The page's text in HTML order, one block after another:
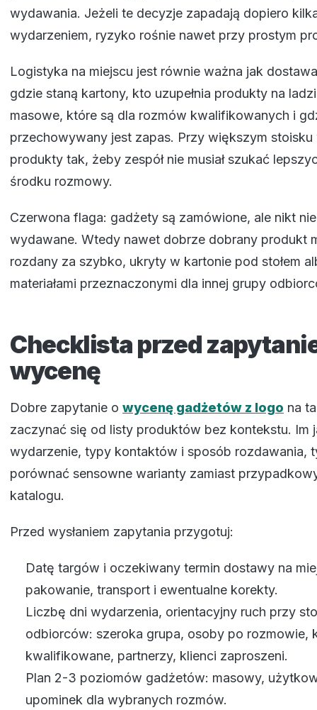
wydawania. Jeżeli te decyzje zapadają dopiero
wydarzeniem, ryzyko rośnie nawet przy prostym
Logistyka na miejscu jest równie ważna jak
gdzie staną kartony, kto uzupełnia produkty na
masowe, które są dla rozmów kwalifikowanych i
przechowywany jest zapas. Przy większym
produkty tak, żeby zespół nie musiał szukać
środku rozmowy.
Czerwona flaga: gadżety są zamówione, ale nikt
wydawane. Wtedy nawet dobrze dobrany produkt
rozdany za szybko, ukryty w kartonie pod stołem
materiałami przeznaczonymi dla innej grupy
Checklista przed
wycenę
Dobre zapytanie o wycenę gadżetów z logo na
zaczynać się od listy produktów bez kontekstu. Im
wydarzenie, typy kontaktów i sposób rozdawania,
porównać sensowne warianty zamiast
katalogu.
Przed wysłaniem zapytania przygotuj:
Datę targów i oczekiwany termin dostawy na
pakowanie, transport i ewentualne korekty.
Liczbę dni wydarzenia, orientacyjny ruch przy
odbiorców: szeroka grupa, osoby po rozmowie,
kwalifikowane, partnerzy, klienci zaproszeni.
Plan 2-3 poziomów gadżetów: masowy,
upominek dla wybranych rozmów.